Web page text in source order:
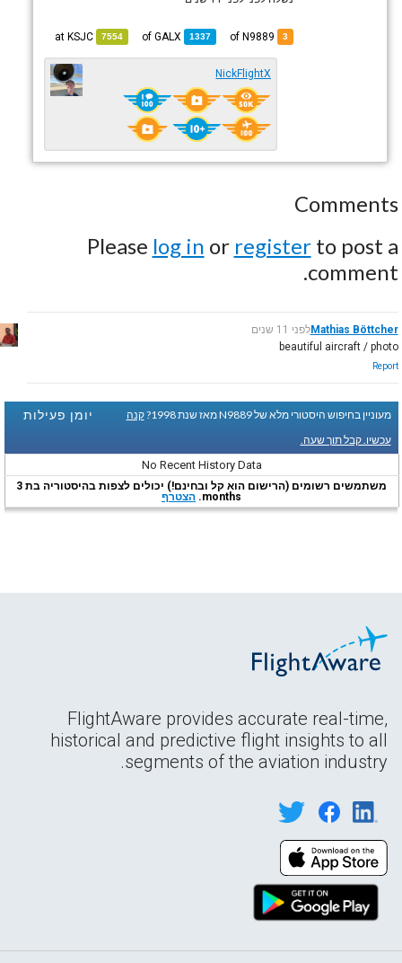
3
1337
GALX
7554
KSJC
NickFlightX
Comments
Please log in or registerto post a
comment.
Mathias Böttcherלפני 11 שנים
beautiful aircraft / photo
Report
יומן פעילות מעוניין בחיפוש היסטורי מלא של N9889 מאז שנת 1998?
קנה
עכשיו. קבל תוך שעה.
No Recent History Data
משתמשים רשומים (הרישום הוא קל ובחינם!) יכולים לצפות בהיסטוריה בת 3
months. הצטרף
FlightAware provides accurate real-time,
historical and predictive flight insights to all
segments of the aviation industry.